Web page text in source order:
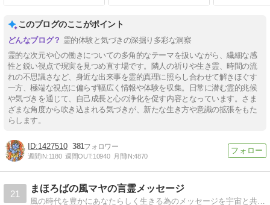
このブログのここがポイント
霊的体験と気づきの深掘り多彩な洞察
霊的な次元や心の働きについての多角的なテーマを扱いながら、繊細な感
性と鋭い視点で現実を見つめ直す場です。隣人の祈りや生き霊、時間の流
れの不思議さなど、身近な出来事を霊的真理に照らし合わせて解きほぐす
一方、極端な視点に偏らず幅広く情報や体験を収集。日常に潜む霊的兆候
や気づきを通じて、自己成長と心の浄化を促す内容となっています。さま
ざまな角度から吹き込まれる気づきが、新たな生き方や意識の拡張をもた
らします。
1427510 381
週間IN:1180 週間OUT:10940 月間IN:4870
21
まほろばの風マヤの言霊メッセージ